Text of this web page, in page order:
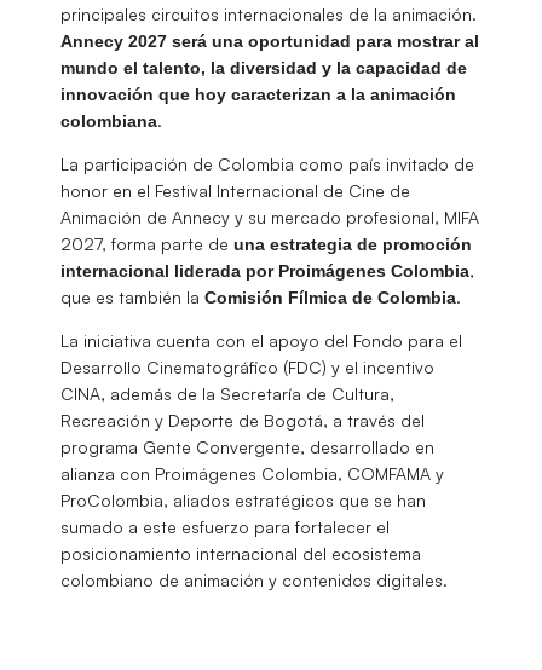
principales circuitos internacionales de la animación.
Annecy 2027 será una oportunidad para mostrar al
mundo el talento, la diversidad y la capacidad de
innovación que hoy caracterizan a la animación
colombiana.
La participación de Colombia como país invitado de
honor en el Festival Internacional de Cine de
Animación de Annecy y su mercado profesional, MIFA
2027, forma parte de una estrategia de promoción
internacional liderada por Proimágenes Colombia,
que es también la Comisión Fílmica de Colombia.
La iniciativa cuenta con el apoyo del Fondo para el
Desarrollo Cinematográfico (FDC) y el incentivo
CINA, además de la Secretaría de Cultura,
Recreación y Deporte de Bogotá, a través del
programa Gente Convergente, desarrollado en
alianza con Proimágenes Colombia, COMFAMA y
ProColombia, aliados estratégicos que se han
sumado a este esfuerzo para fortalecer el
posicionamiento internacional del ecosistema
colombiano de animación y contenidos digitales.